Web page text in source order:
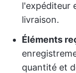
l'expéditeur
livraison.
Éléments
quantité et